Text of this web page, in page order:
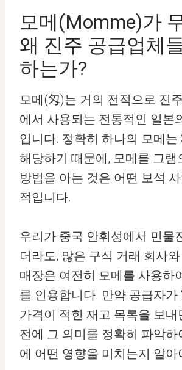
모메(Momme)가
왜 진주 공급업체
하는가?
모메(匁)는 거의 전적으로 진
에서 사용되는 전통적인 일본
입니다. 정확히 하나의 모메는
해당하기 때문에, 모메를 그램
방법을 아는 것은 어떤 보석
적입니다.
우리가 중국 안휘성에서 민물
더라도, 많은 구식 거래 회사
매장은 여전히 모메를 사용하
를 인용합니다. 만약 공급자가
가격이 적힌 재고 목록을 보내
전에 그 의미를 정확히 파악하
에 어떤 영향을 미치는지 알아